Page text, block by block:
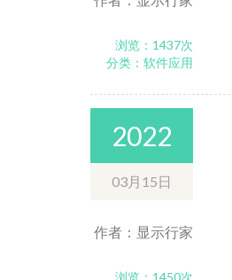
浏览：1437次
分类：软件应用
2022
03月15日
作者：显示行家
浏览：1450次